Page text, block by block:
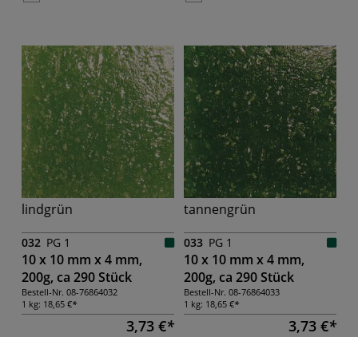
lindgrün
032 PG 1
10 x 10 mm x 4 mm,
200g, ca 290 Stück
Bestell-Nr. 08-76864032
1 kg: 18,65 €
3,73 €
tannengrün
033 PG 1
10 x 10 mm x 4 mm,
200g, ca 290 Stück
Bestell-Nr. 08-76864033
1 kg: 18,65 €
3,73 €